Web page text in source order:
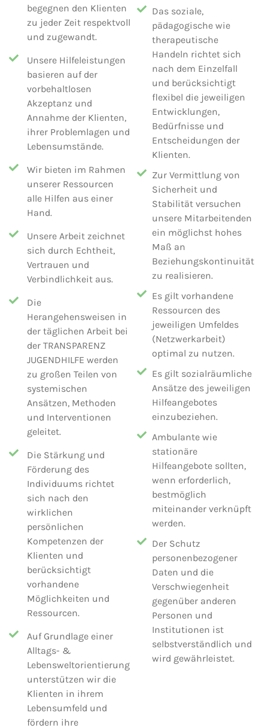
begegnen den Klienten
zu jeder Zeit respektvoll
und zugewandt.
Unsere Hilfeleistungen
basieren auf der
vorbehaltlosen
Akzeptanz und
Annahme der Klienten,
ihrer Problemlagen und
Lebensumstände.
Wir bieten im Rahmen
unserer Ressourcen
alle Hilfen aus einer
Hand.
Unsere Arbeit zeichnet
sich durch Echtheit,
Vertrauen und
Verbindlichkeit aus.
Die
Herangehensweisen in
der täglichen Arbeit bei
der TRANSPARENZ
JUGENDHILFE werden
zu großen Teilen von
systemischen
Ansätzen, Methoden
und Interventionen
geleitet.
Die Stärkung und
Förderung des
Individuums richtet
sich nach den
wirklichen
persönlichen
Kompetenzen der
Klienten und
berücksichtigt
vorhandene
Möglichkeiten und
Ressourcen.
Auf Grundlage einer
Alltags- &
Lebensweltorientierung
unterstützen wir die
Klienten in ihrem
Lebensumfeld und
fördern ihre
Das soziale,
pädagogische wie
therapeutische
Handeln richtet sich
nach dem Einzelfall
und berücksichtigt
flexibel die jeweiligen
Entwicklungen,
Bedürfnisse und
Entscheidungen der
Klienten.
Zur Vermittlung von
Sicherheit und
Stabilität versuchen
unsere Mitarbeitenden
ein möglichst hohes
Maß an
Beziehungskontinuität
zu realisieren.
Es gilt vorhandene
Ressourcen des
jeweiligen Umfeldes
(Netzwerkarbeit)
optimal zu nutzen.
Es gilt sozialräumliche
Ansätze des jeweiligen
Hilfeangebotes
einzubeziehen.
Ambulante wie
stationäre
Hilfeangebote sollten,
wenn erforderlich,
bestmöglich
miteinander verknüpft
werden.
Der Schutz
personenbezogener
Daten und die
Verschwiegenheit
gegenüber anderen
Personen und
Institutionen ist
selbstverständlich und
wird gewährleistet.